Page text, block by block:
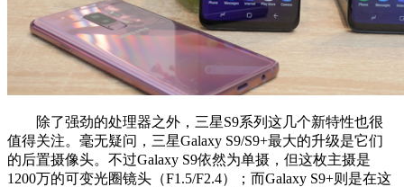
除了强劲的处理器之外，三星S9系列这几个新特性也很
值得关注。毫无疑问，三星Galaxy S9/S9+最大的升级是它们
的后置摄像头。不过Galaxy S9依然为单摄，但这枚主摄是
1200万的可变光圈镜头（F1.5/F2.4）；而Galaxy S9+则是在这